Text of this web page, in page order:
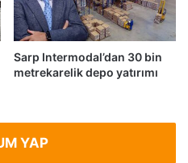
Sarp Intermodal’dan 30 bin
metrekarelik depo yatırımı
YAP